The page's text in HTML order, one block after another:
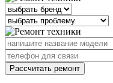
Рассчитать ремонт